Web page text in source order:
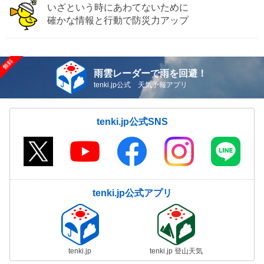
いざという時にあわてないために
確かな情報と行動で防災力アップ
雨雲レーダーで雨を回避！
tenki.jp公式 天気予報アプリ
tenki.jp公式SNS
tenki.jp公式アプリ
tenki.jp tenki.jp 登山天気